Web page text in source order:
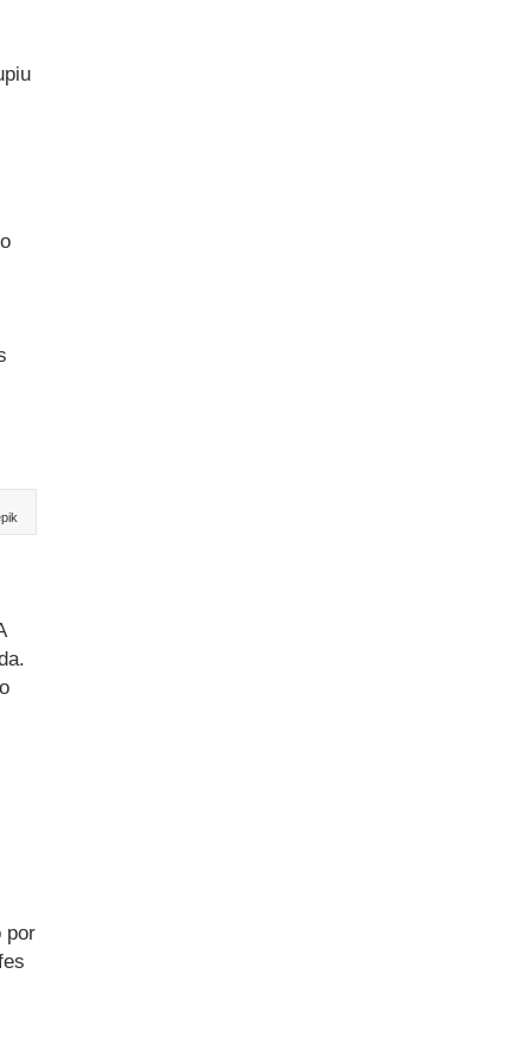
por